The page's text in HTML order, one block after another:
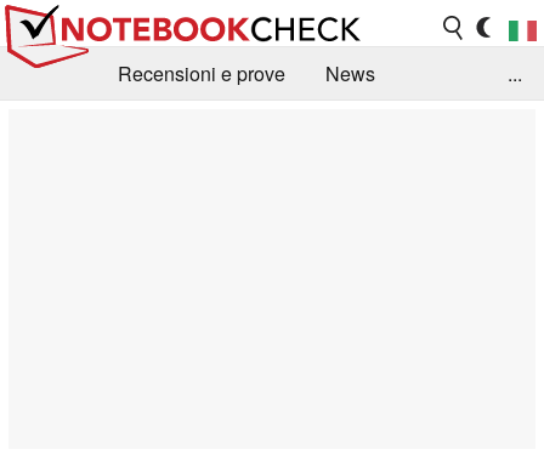
Recensioni e prove
News
...